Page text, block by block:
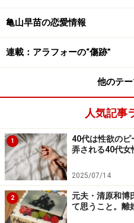
自分が特殊な食事事情で
が、実際に生活を始めると
まったようだ。子どもが生
した。
「私も早くから子どもを保
ですが、そのころ夫はよく
そうになっていたみたい。
ことがあります。自宅で食
亀山早苗の恋愛情報
連載：アラフォーの“傷跡”
他のテ
人気記事
1
40代は性欲のピ
弄される40代女
2025/07/14
2
元夫・清原和博
て思うこと。離